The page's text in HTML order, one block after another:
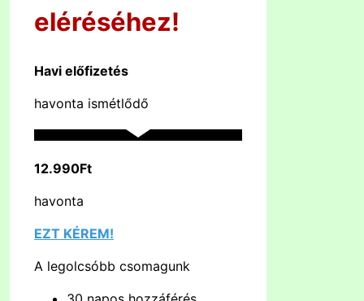
eléréséhez!
Havi előfizetés
havonta ismétlődő
12.990Ft
havonta
EZT KÉREM!
A legolcsóbb csomagunk